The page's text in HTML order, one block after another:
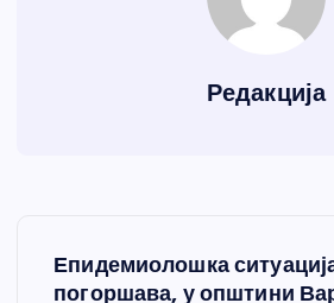
Редакција
Епидемиолошка
погоршава, у општини